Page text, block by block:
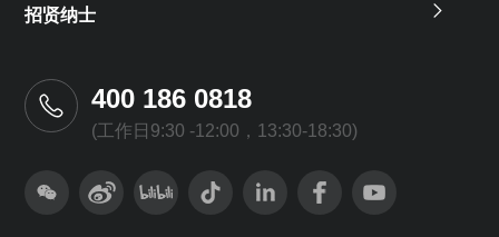
招贤纳士
400 186 0818
(工作日9:30 -12:00，13:30-18:30)